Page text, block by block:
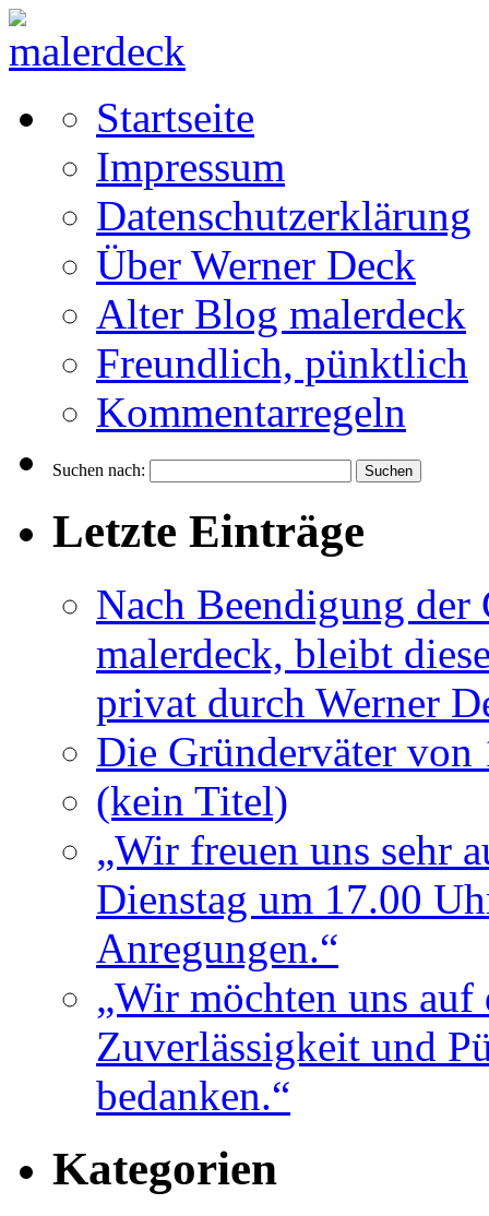
Startseite
Impressum
Datenschutzerklärung
Über Werner Deck
Alter Blog malerdeck
Freundlich, pünktlich
Kommentarregeln
Suchen nach:
Letzte Einträge
Nach Beendigung
malerdeck, bleibt
privat durch Werner
Die Gründerväter
(kein Titel)
„Wir freuen uns sehr
Dienstag um 17.00
Anregungen.“
„Wir möchten uns
Zuverlässigkeit und
bedanken.“
Kategorien